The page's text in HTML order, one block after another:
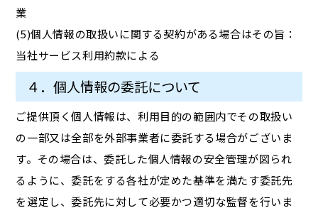
業
(5)個人情報の取扱いに関する契約がある場合はその旨：
当社サービス利用約款による
４．個人情報の委託について
ご提供頂く個人情報は、利用目的の範囲内でその取扱い
の一部又は全部を外部事業者に委託する場合がございま
す。その場合は、委託した個人情報の安全管理が図られ
るように、委託をする各社が定めた基準を満たす委託先
を選定し、委託先に対して必要かつ適切な監督を行いま